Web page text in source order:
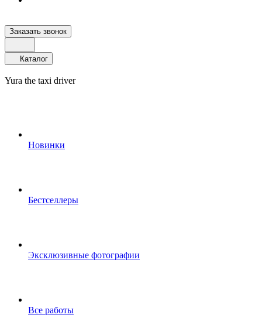
Заказать звонок
Каталог
Yura the taxi driver
Новинки
Бестселлеры
Эксклюзивные фотографии
Все работы